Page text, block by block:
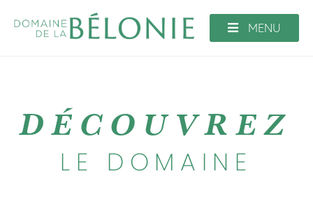
MENU
DÉCOUVREZ
LE DOMAINE